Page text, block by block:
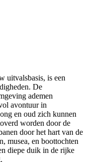
uitvalsbasis, is een
De
ademen
avontuur in
en oud zich kunnen
worden door de
door het hart van de
musea, en boottochten
diepe duik in de rijke